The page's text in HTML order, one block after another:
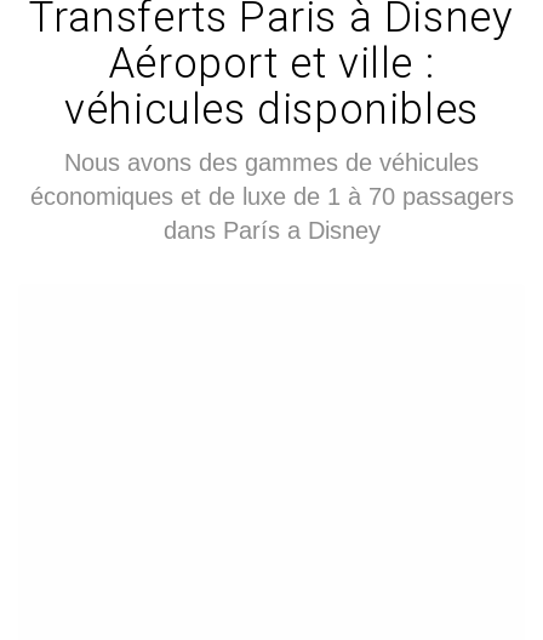
Transferts Paris à Disney
Aéroport et ville :
véhicules disponibles
Nous avons des gammes de véhicules
économiques et de luxe de 1 à 70 passagers
dans París a Disney